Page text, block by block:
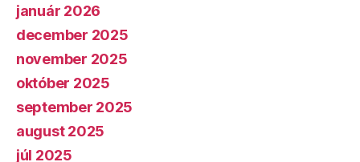
január 2026
december 2025
november 2025
október 2025
september 2025
august 2025
júl 2025